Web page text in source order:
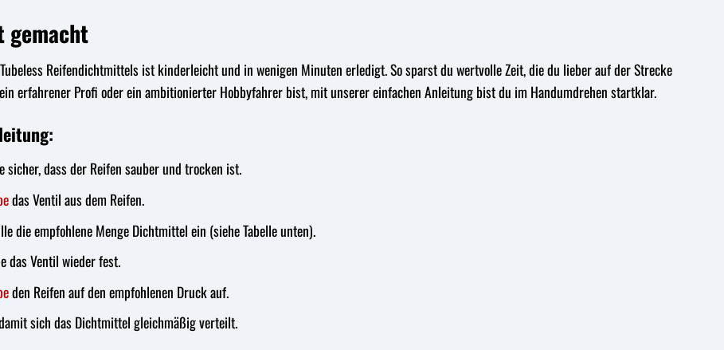
gemacht
Reifendichtmittels ist kinderleicht und in wenigen Minuten erledigt. So sparst du wertvolle Zeit, die du lieber auf der Strecke
erfahrener Profi oder ein ambitionierter Hobbyfahrer bist, mit unserer einfachen Anleitung bist du im Handumdrehen startklar.
sicher, dass der Reifen sauber und trocken ist.
das Ventil aus dem Reifen.
die empfohlene Menge Dichtmittel ein (siehe Tabelle unten).
das Ventil wieder fest.
den Reifen auf den empfohlenen Druck auf.
sich das Dichtmittel gleichmäßig verteilt.